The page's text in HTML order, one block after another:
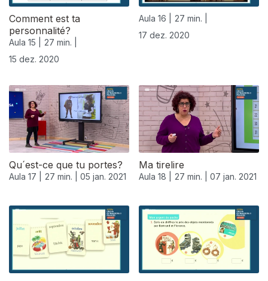
Comment est ta
personnalité?
Aula 15 |
27 min. |
15 dez. 2020
Aula 16 |
27 min. |
17 dez. 2020
Qu´est-ce que tu portes?
Aula 17 | 27 min. | 05 jan. 2021
Ma tirelire
Aula 18 | 27 min. | 07 jan. 2021